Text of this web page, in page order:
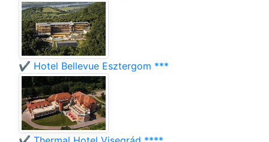
✔️ Hotel Bellevue Esztergom ***